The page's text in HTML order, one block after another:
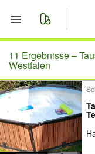
Start
Merkliste
Anzeige
11 Ergebnisse –
Westfalen